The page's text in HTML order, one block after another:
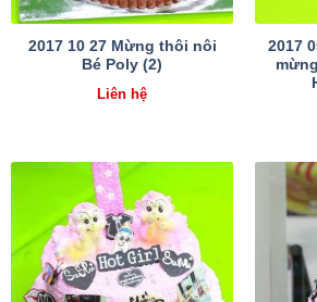
2017 10 27 Mừng thôi nôi
Bé Poly (2)
Liên hệ
2017